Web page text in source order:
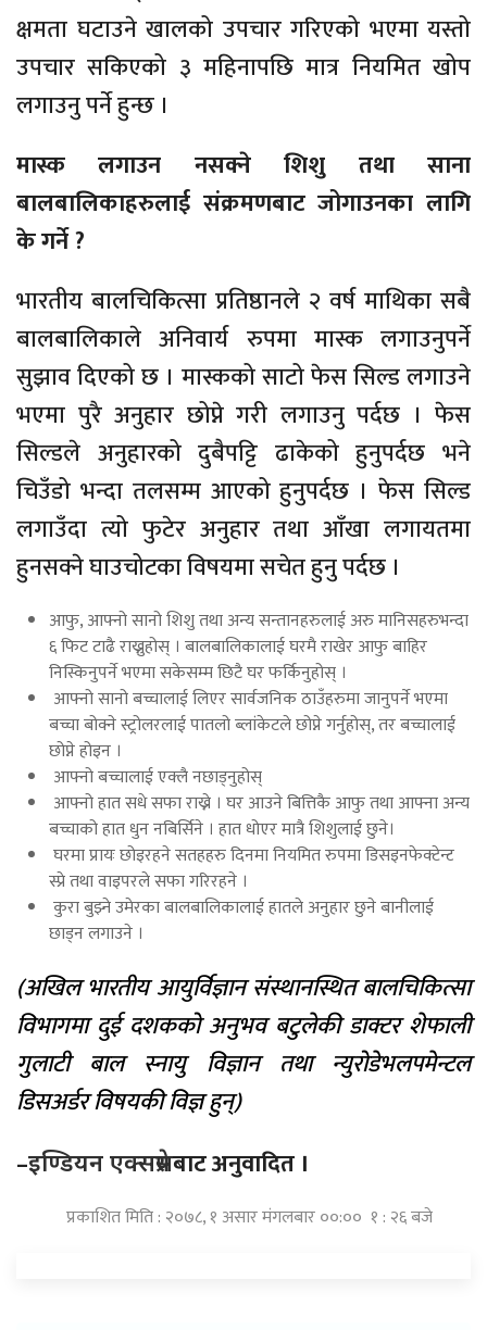
क्षमता घटाउने खालको उपचार गरिएको भएमा यस्तो
उपचार सकिएको ३ महिनापछि मात्र नियमित खोप
लगाउनु पर्ने हुन्छ ।
मास्क लगाउन नसक्ने शिशु तथा साना
बालबालिकाहरुलाई संक्रमणबाट जोगाउनका लागि
के गर्ने ?
भारतीय बालचिकित्सा प्रतिष्ठानले २ वर्ष माथिका सबै
बालबालिकाले अनिवार्य रुपमा मास्क लगाउनुपर्ने
सुझाव दिएको छ । मास्कको साटो फेस सिल्ड लगाउने
भएमा पुरै अनुहार छोप्ने गरी लगाउनु पर्दछ । फेस
सिल्डले अनुहारको दुबैपट्टि ढाकेको हुनुपर्दछ भने
चिउँडो भन्दा तलसम्म आएको हुनुपर्दछ । फेस सिल्ड
लगाउँदा त्यो फुटेर अनुहार तथा आँखा लगायतमा
हुनसक्ने घाउचोटका विषयमा सचेत हुनु पर्दछ ।
आफु, आफ्नो सानो शिशु तथा अन्य सन्तानहरुलाई अरु मानिसहरुभन्दा
६ फिट टाढै राख्नुहोस् । बालबालिकालाई घरमै राखेर आफु बाहिर
निस्किनुपर्ने भएमा सकेसम्म छिटै घर फर्किनुहोस् ।
आफ्नो सानो बच्चालाई लिएर सार्वजनिक ठाउँहरुमा जानुपर्ने भएमा
बच्चा बोक्ने स्ट्रोलरलाई पातलो ब्लांकेटले छोप्ने गर्नुहोस्, तर बच्चालाई
छोप्ने होइन ।
आफ्नो बच्चालाई एक्लै नछाड्नुहोस्
आफ्नो हात सधे सफा राख्ने । घर आउने बित्तिकै आफु तथा आफ्ना अन्य
बच्चाको हात धुन नबिर्सिने । हात धोएर मात्रै शिशुलाई छुने।
घरमा प्रायः छोइरहने सतहहरु दिनमा नियमित रुपमा डिसइनफेक्टेन्ट
स्प्रे तथा वाइपरले सफा गरिरहने ।
कुरा बुझ्ने उमेरका बालबालिकालाई हातले अनुहार छुने बानीलाई
छाड्न लगाउने ।
(अखिल भारतीय आयुर्विज्ञान संस्थानस्थित बालचिकित्सा
विभागमा दुई दशकको अनुभव बटुलेकी डाक्टर शेफाली
गुलाटी बाल स्नायु विज्ञान तथा न्युरोडेभलपमेन्टल
डिसअर्डर विषयकी विज्ञ हुन्)
–इण्डियन एक्सप्रेसबाट अनुवादित ।
प्रकाशित मिति : २०७८, १ असार मंगलबार ००:०० १ : २६ बजे